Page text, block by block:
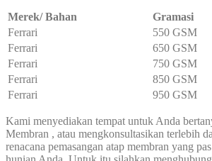
Merek/ Bahan Gramasi
Ferrari
550 GSM
Ferrari
650 GSM
Ferrari
750 GSM
Ferrari
850 GSM
Ferrari
950 GSM
Kami menyediakan tempat untuk Anda
Membran , atau mengkonsultasikan terlebih
renacana pemasangan atap membran yang